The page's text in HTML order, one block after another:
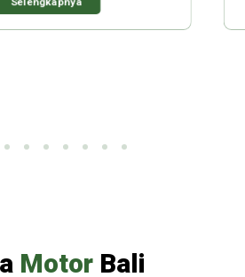
MotorBali